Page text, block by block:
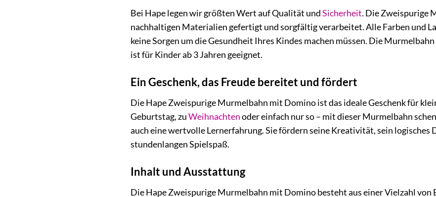
Bei Hape legen wir größten Wert auf Qualität undSicherheit. Die Zweispurige
nachhaltigen Materialien gefertigt und sorgfältig verarbeitet. Alle Farben und
keine Sorgen um die Gesundheit Ihres Kindes machen müssen. Die
ist für Kinder ab 3 Jahren geeignet.
Ein Geschenk, das Freude bereitet und fördert
Die Hape Zweispurige Murmelbahn mit Domino ist das ideale Geschenk für
Geburtstag, zuWeihnachtenoder einfach nur so – mit dieser Murmelbahn
auch eine wertvolle Lernerfahrung. Sie fördern seine Kreativität, sein logisches
stundenlangen Spielspaß.
Inhalt und Ausstattung
Die Hape Zweispurige Murmelbahn mit Domino besteht aus einer Vielzahl